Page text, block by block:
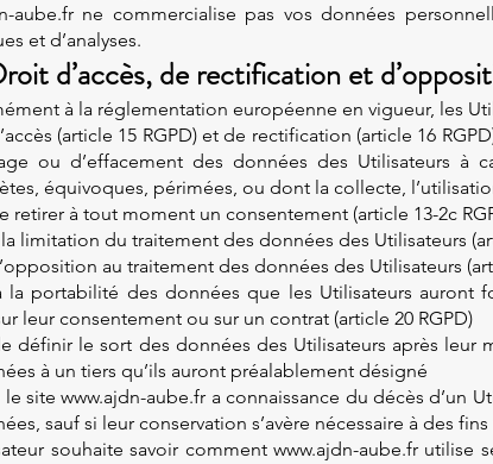
aube.fr ne commercialise pas vos données
et d’analyses.
d’accès, de rectification et
à la réglementation européenne en vigueur, les
(article 15 RGPD) et de rectification (article 16
ou d’effacement des données des Utilisateurs à
équivoques, périmées, ou dont la collecte,
retirer à tout moment un consentement (article 13-2c
limitation du traitement des données des Utilisateurs
au traitement des données des Utilisateurs
portabilité des données que les Utilisateurs auront
leur consentement ou sur un contrat (article 20 RGPD)
définir le sort des données des Utilisateurs après leur
à un tiers qu’ils auront préalablement désigné
site www.ajdn-aube.fr a connaissance du décès d’un
sauf si leur conservation s’avère nécessaire à des
souhaite savoir commentwww.ajdn-aube.fr utilise